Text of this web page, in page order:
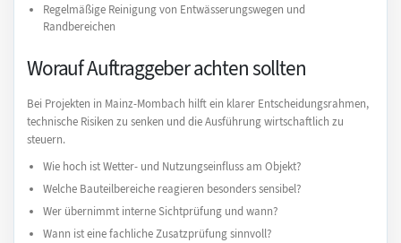
Regelmäßige Reinigung von Entwässerungswegen und
Randbereichen
Worauf Auftraggeber achten sollten
Bei Projekten in Mainz-Mombach hilft ein klarer Entscheidungsrahmen,
technische Risiken zu senken und die Ausführung wirtschaftlich zu
steuern.
Wie hoch ist Wetter- und Nutzungseinfluss am Objekt?
Welche Bauteilbereiche reagieren besonders sensibel?
Wer übernimmt interne Sichtprüfung und wann?
Wann ist eine fachliche Zusatzprüfung sinnvoll?